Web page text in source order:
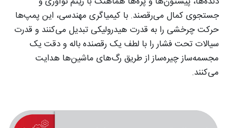
جستجوی کمال می‌رقصند. با کیمیاگری مهندسی، این پمپ‌ها
حرکت چرخشی را به قدرت هیدرولیکی تبدیل می‌کنند و قدرت
سیالات تحت فشار را با لطف یک رقصنده باله و دقت یک
مجسمه‌ساز چیره‌ساز از طریق رگ‌های ماشین‌ها هدایت
می‌کنند.